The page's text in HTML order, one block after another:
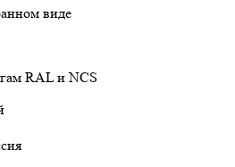
виде
RAL и NCS